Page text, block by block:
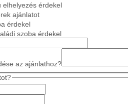
elhelyezés érdekel
ajánlatot
érdekel
szoba érdekel
az ajánlathoz?